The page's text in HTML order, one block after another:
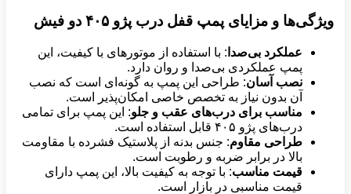
ویژگی‌ها و مزایای پمپ قفل درب پژو ۴۰۵ دو فیش
عملکرد بی‌صدا : با استفاده از موتورهای با کیفیت، این
پمپ عملکردی بی‌صدا و روان دارد.
نصب آسان: طراحی این پمپ به گونه‌ای است که نصب
آن بدون نیاز به تخصص خاصی امکان‌پذیر است.
مناسب برای درب‌های عقب و جلو: این پمپ برای تمامی
درب‌های پژو ۴۰۵ قابل استفاده است.
طراحی مقاوم: جنس بدنه از پلاستیک فشرده با مقاومت
بالا در برابر ضربه و رطوبت است.
قیمت مناسب: با توجه به کیفیت بالا، این پمپ دارای
قیمت مناسبی در بازار است.